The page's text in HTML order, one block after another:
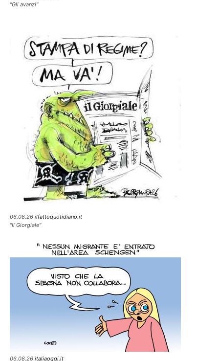
"Gli avanzi"
06.08.26 ilfattoquotidiano.it
"Il Giorgiale"
06.08.26 italiaoggi.it